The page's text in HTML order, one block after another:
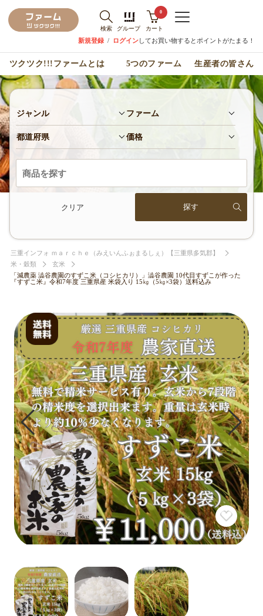
検索 グループ
0
カート
新規登録 / ログインしてお買い物するとポイントがたまる！
ツクツク!!!ファームとは 5つのファーム 生産者の皆さん
ジャンル ファーム
都道府県 価格
クリア
三重インフォ ｍａｒｃｈｅ（みえいんふぉまるしぇ）【三重県多気郡】
米・穀類
玄米
「減農薬 澁谷農園のすずこ米（コシヒカリ）」澁谷農園 10代目すずこが作った
『すずこ米』令和7年度 三重県産 米袋入り 15㎏（5㎏×3袋）送料込み